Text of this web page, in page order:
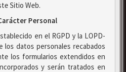
Sitio Web.
Personal
en el RGPD y la LOPD-
los datos personales recabados
los formularios extendidos en
y serán tratados en